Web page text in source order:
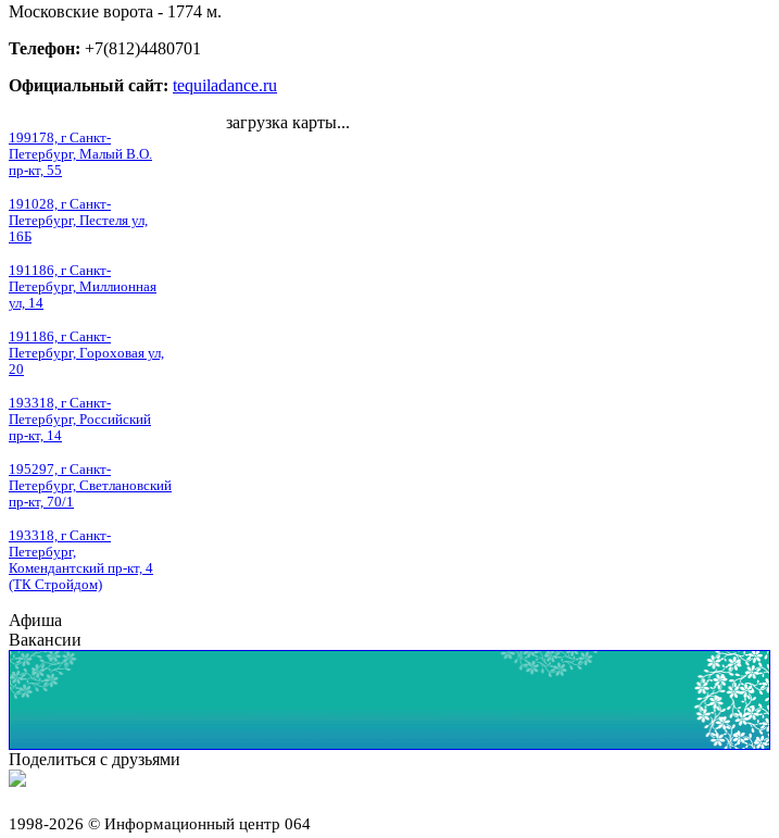
Московские ворота - 1774 м.
Телефон: +7(812)4480701
Официальный сайт: tequiladance.ru
199178, г Санкт-
Петербург, Малый В.О.
пр-кт, 55
191028, г Санкт-
Петербург, Пестеля ул,
16Б
191186, г Санкт-
Петербург, Миллионная
ул, 14
191186, г Санкт-
Петербург, Гороховая ул,
20
193318, г Санкт-
Петербург, Российский
пр-кт, 14
195297, г Санкт-
Петербург, Светлановский
пр-кт, 70/1
193318, г Санкт-
Петербург,
Комендантский пр-кт, 4
(ТК Стройдом)
загрузка карты...
Афиша
Вакансии
Поделиться с друзьями
1998-2026 © Информационный центр 064